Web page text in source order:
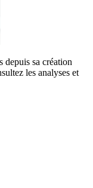
depuis sa création
les analyses et